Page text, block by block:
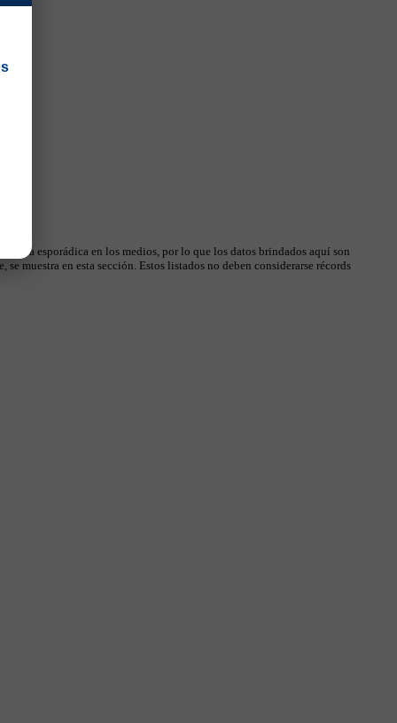
esporádica en los medios, por lo que los datos brindados aquí son
muestra en esta sección. Estos listados no deben considerarse récords